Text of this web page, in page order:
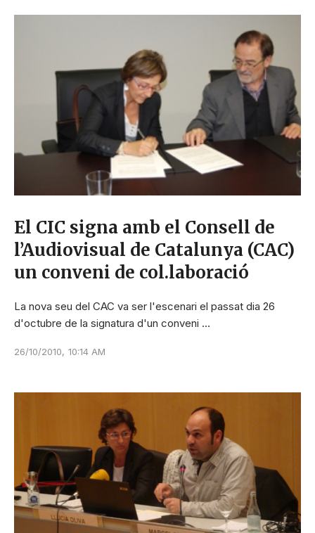
El CIC signa amb el Consell de
l’Audiovisual de Catalunya (CAC)
un conveni de col.laboració
La nova seu del CAC va ser l'escenari el passat dia 26
d'octubre de la signatura d'un conveni …
26/10/2010, 10:14 AM